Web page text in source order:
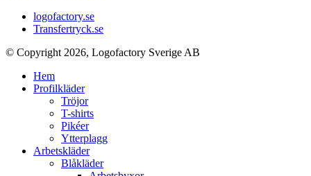
logofactory.se
Transfertryck.se
© Copyright 2026, Logofactory Sverige AB
Hem
Profilkläder
Tröjor
T-shirts
Pikéer
Ytterplagg
Arbetskläder
Blåkläder